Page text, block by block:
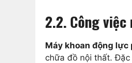
2.2. Công
Máy khoan động lực
chữa đồ nội thất.